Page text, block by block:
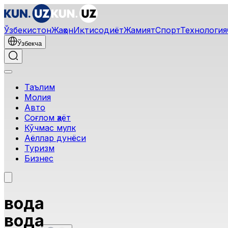
ЎзбекистонЖаҳонИқтисодиётЖамиятСпортТехнология
Ўзбекча
Таълим
Молия
Авто
Соғлом ҳаёт
Кўчмас мулк
Аёллар дунёси
Туризм
Бизнес
вода
вода